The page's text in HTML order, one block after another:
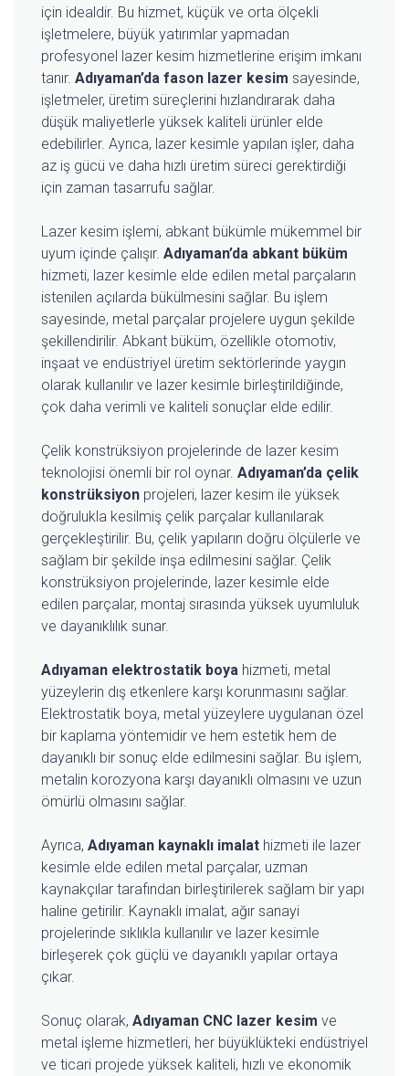
için idealdir. Bu hizmet, küçük ve orta ölçekli
işletmelere, büyük yatırımlar yapmadan
profesyonel lazer kesim hizmetlerine erişim imkanı
tanır. Adıyaman’da fason lazer kesim sayesinde,
işletmeler, üretim süreçlerini hızlandırarak daha
düşük maliyetlerle yüksek kaliteli ürünler elde
edebilirler. Ayrıca, lazer kesimle yapılan işler, daha
az iş gücü ve daha hızlı üretim süreci gerektirdiği
için zaman tasarrufu sağlar.
Lazer kesim işlemi, abkant bükümle mükemmel bir
uyum içinde çalışır. Adıyaman’da abkant büküm
hizmeti, lazer kesimle elde edilen metal parçaların
istenilen açılarda bükülmesini sağlar. Bu işlem
sayesinde, metal parçalar projelere uygun şekilde
şekillendirilir. Abkant büküm, özellikle otomotiv,
inşaat ve endüstriyel üretim sektörlerinde yaygın
olarak kullanılır ve lazer kesimle birleştirildiğinde,
çok daha verimli ve kaliteli sonuçlar elde edilir.
Çelik konstrüksiyon projelerinde de lazer kesim
teknolojisi önemli bir rol oynar. Adıyaman’da çelik
konstrüksiyon projeleri, lazer kesim ile yüksek
doğrulukla kesilmiş çelik parçalar kullanılarak
gerçekleştirilir. Bu, çelik yapıların doğru ölçülerle ve
sağlam bir şekilde inşa edilmesini sağlar. Çelik
konstrüksiyon projelerinde, lazer kesimle elde
edilen parçalar, montaj sırasında yüksek uyumluluk
ve dayanıklılık sunar.
Adıyaman elektrostatik boya hizmeti, metal
yüzeylerin dış etkenlere karşı korunmasını sağlar.
Elektrostatik boya, metal yüzeylere uygulanan özel
bir kaplama yöntemidir ve hem estetik hem de
dayanıklı bir sonuç elde edilmesini sağlar. Bu işlem,
metalin korozyona karşı dayanıklı olmasını ve uzun
ömürlü olmasını sağlar.
Ayrıca, Adıyaman kaynaklı imalat hizmeti ile lazer
kesimle elde edilen metal parçalar, uzman
kaynakçılar tarafından birleştirilerek sağlam bir yapı
haline getirilir. Kaynaklı imalat, ağır sanayi
projelerinde sıklıkla kullanılır ve lazer kesimle
birleşerek çok güçlü ve dayanıklı yapılar ortaya
çıkar.
Sonuç olarak, Adıyaman CNC lazer kesim ve
metal işleme hizmetleri, her büyüklükteki endüstriyel
ve ticari projede yüksek kaliteli, hızlı ve ekonomik